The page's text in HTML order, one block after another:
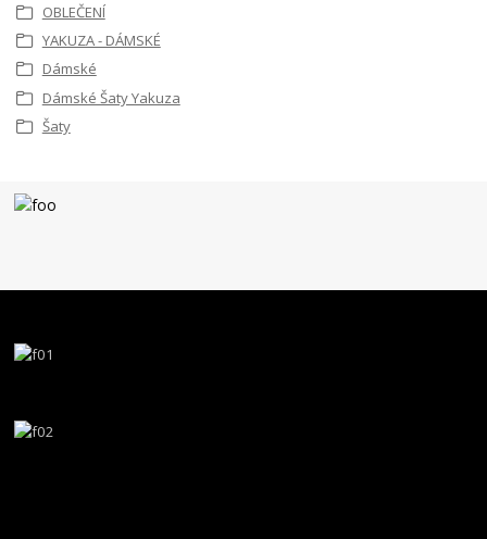
OBLEČENÍ
YAKUZA - DÁMSKÉ
Dámské
Dámské Šaty Yakuza
Šaty